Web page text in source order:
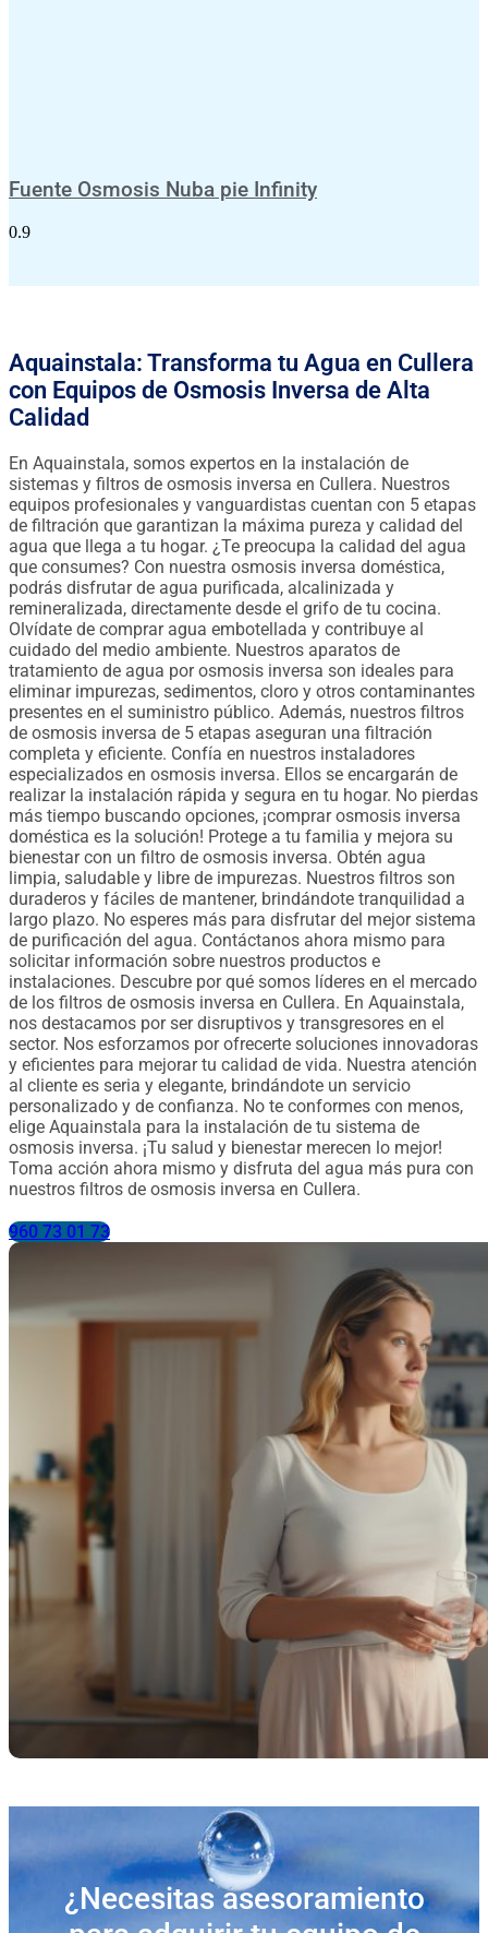
Fuente Osmosis Nuba pie Infinity
Aquainstala: Transforma tu Agua en Cullera
con Equipos de Osmosis Inversa de Alta
Calidad
En Aquainstala, somos expertos en la instalación de
sistemas y filtros de osmosis inversa en Cullera. Nuestros
equipos profesionales y vanguardistas cuentan con 5 etapas
de filtración que garantizan la máxima pureza y calidad del
agua que llega a tu hogar. ¿Te preocupa la calidad del agua
que consumes? Con nuestra osmosis inversa doméstica,
podrás disfrutar de agua purificada, alcalinizada y
remineralizada, directamente desde el grifo de tu cocina.
Olvídate de comprar agua embotellada y contribuye al
cuidado del medio ambiente. Nuestros aparatos de
tratamiento de agua por osmosis inversa son ideales para
eliminar impurezas, sedimentos, cloro y otros contaminantes
presentes en el suministro público. Además, nuestros filtros
de osmosis inversa de 5 etapas aseguran una filtración
completa y eficiente. Confía en nuestros instaladores
especializados en osmosis inversa. Ellos se encargarán de
realizar la instalación rápida y segura en tu hogar. No pierdas
más tiempo buscando opciones, ¡comprar osmosis inversa
doméstica es la solución! Protege a tu familia y mejora su
bienestar con un filtro de osmosis inversa. Obtén agua
limpia, saludable y libre de impurezas. Nuestros filtros son
duraderos y fáciles de mantener, brindándote tranquilidad a
largo plazo. No esperes más para disfrutar del mejor sistema
de purificación del agua. Contáctanos ahora mismo para
solicitar información sobre nuestros productos e
instalaciones. Descubre por qué somos líderes en el mercado
de los filtros de osmosis inversa en Cullera. En Aquainstala,
nos destacamos por ser disruptivos y transgresores en el
sector. Nos esforzamos por ofrecerte soluciones innovadoras
y eficientes para mejorar tu calidad de vida. Nuestra atención
al cliente es seria y elegante, brindándote un servicio
personalizado y de confianza. No te conformes con menos,
elige Aquainstala para la instalación de tu sistema de
osmosis inversa. ¡Tu salud y bienestar merecen lo mejor!
Toma acción ahora mismo y disfruta del agua más pura con
nuestros filtros de osmosis inversa en Cullera.
960 73 01 73
¿Necesitas asesoramiento